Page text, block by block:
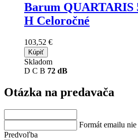
Barum QUARTARIS
H Celoročné
103,52 €
Kúpiť
Skladom
D C B 72 dB
Otázka na predavača
Formát emailu
Predvoľba